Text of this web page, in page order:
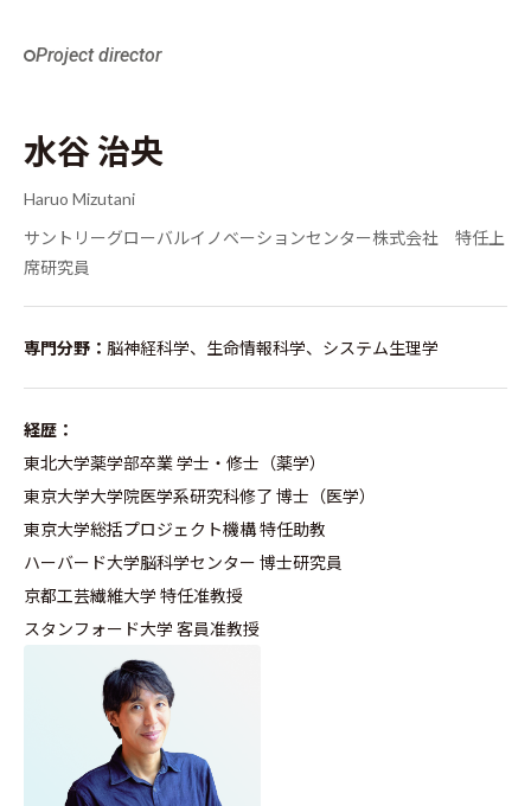
Project director
水谷 治央
Haruo Mizutani
サントリーグローバルイノベーションセンター株式会社 特任上
席研究員
専門分野： 脳神経科学、生命情報科学、システム生理学
経歴：
東北大学薬学部卒業 学士・修士（薬学）
東京大学大学院医学系研究科修了 博士（医学）
東京大学総括プロジェクト機構 特任助教
ハーバード大学脳科学センター 博士研究員
京都工芸繊維大学 特任准教授
スタンフォード大学 客員准教授